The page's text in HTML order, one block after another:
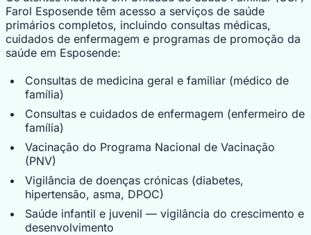
Farol Esposende têm acesso a serviços de saúde
primários completos, incluindo consultas médicas,
cuidados de enfermagem e programas de promoção da
saúde em Esposende:
Consultas de medicina geral e familiar (médico de
família)
Consultas e cuidados de enfermagem (enfermeiro de
família)
Vacinação do Programa Nacional de Vacinação
(PNV)
Vigilância de doenças crónicas (diabetes,
hipertensão, asma, DPOC)
Saúde infantil e juvenil — vigilância do crescimento e
desenvolvimento